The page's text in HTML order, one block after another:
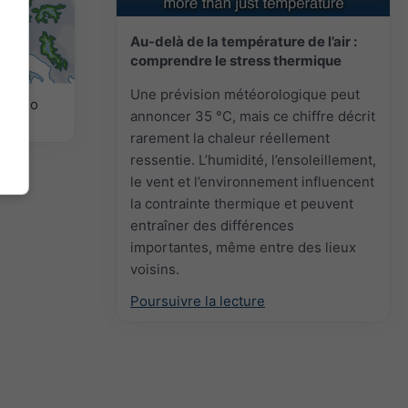
Au-delà de la température de l’air :
comprendre le stress thermique
Une prévision météorologique peut
annoncer 35 °C, mais ce chiffre décrit
rarement la chaleur réellement
ressentie. L’humidité, l’ensoleillement,
le vent et l’environnement influencent
la contrainte thermique et peuvent
entraîner des différences
importantes, même entre des lieux
voisins.
Poursuivre la lecture